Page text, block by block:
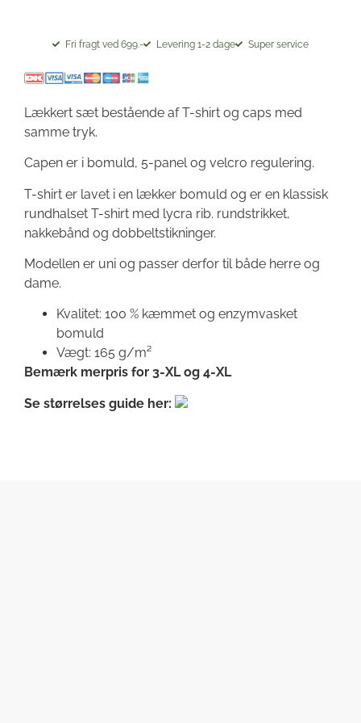
Fri fragt ved 699.- Levering 1-2 dage Super service
Lækkert sæt bestående af T-shirt og caps med
samme tryk.
Capen er i bomuld, 5-panel og velcro regulering.
T-shirt er lavet i en lækker bomuld og er en klassisk
rundhalset T-shirt med lycra rib. rundstrikket,
nakkebånd og dobbeltstikninger.
Modellen er uni og passer derfor til både herre og
dame.
Kvalitet: 100 % kæmmet og enzymvasket
bomuld
Vægt: 165 g/m²
Bemærk merpris for 3-XL og 4-XL
Se størrelses guide her: